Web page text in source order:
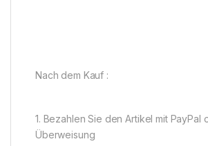
Nach dem Kauf :
1. Bezahlen Sie den Artikel mit PayPal
Überweisung